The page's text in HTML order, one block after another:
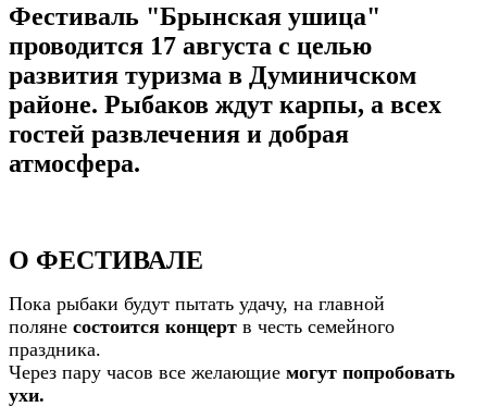
Фестиваль "Брынская ушица"
проводится 17 августа с целью
развития туризма в Думиничском
районе. Рыбаков ждут карпы, а всех
гостей развлечения и добрая
атмосфера.
О ФЕСТИВАЛЕ
Пока рыбаки будут пытать удачу, на главной
поляне состоится концерт в честь семейного
праздника.
Через пару часов все желающие могут попробовать
ухи.